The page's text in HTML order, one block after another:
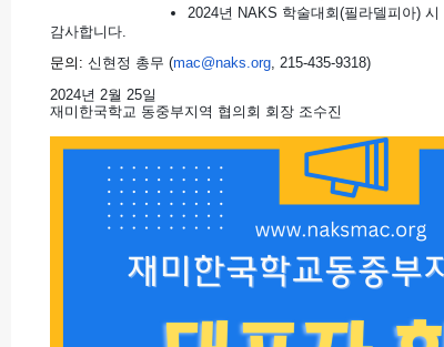
2024년 NAKS 학술대회(필라델피아)
감사합니다.
문의: 신현정 총무 (mac@naks.org, 215-435-9318)
2024년 2월 25일
재미한국학교 동중부지역 협의회 회장 조수진